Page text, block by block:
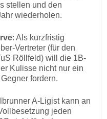
stellen und den
wiederholen.
: Als kurzfristig
Vertreter (für den
Röllfeld) will die 1B-
Kulisse nicht nur ein
fordern.
A-Ligist kann an
jeden